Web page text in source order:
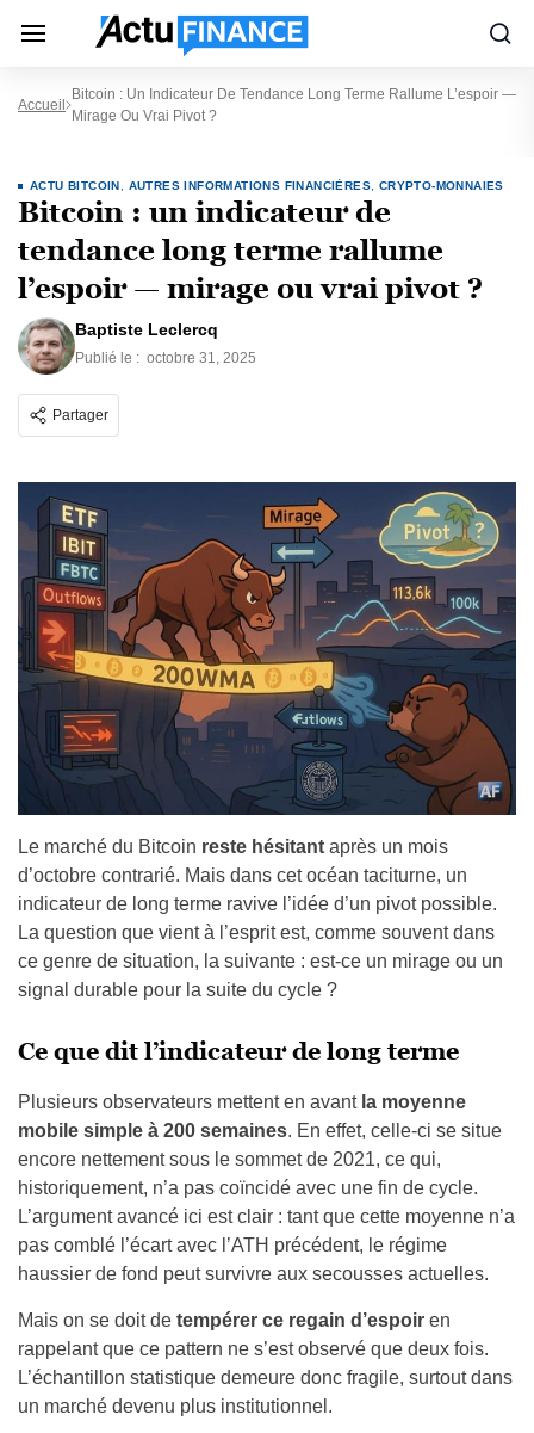
Accueil
Bitcoin : Un Indicateur De Tendance Long Terme Rallume L’espoir —
Mirage Ou Vrai Pivot ?
ACTU BITCOIN AUTRES INFORMATIONS FINANCIÈRES, CRYPTO-MONNAIES
Bitcoin : un indicateur de
tendance long terme rallume
l’espoir — mirage ou vrai pivot ?
Baptiste Leclercq
Publié le : octobre 31, 2025
Partager
Le marché du Bitcoin reste hésitant après un mois
d’octobre contrarié. Mais dans cet océan taciturne, un
indicateur de long terme ravive l’idée d’un pivot possible.
La question que vient à l’esprit est, comme souvent dans
ce genre de situation, la suivante : est-ce un mirage ou un
signal durable pour la suite du cycle ?
Ce que dit l’indicateur de long terme
Plusieurs observateurs mettent en avant la moyenne
mobile simple à 200 semaines. En effet, celle-ci se situe
encore nettement sous le sommet de 2021, ce qui,
historiquement, n’a pas coïncidé avec une fin de cycle.
L’argument avancé ici est clair : tant que cette moyenne n’a
pas comblé l’écart avec l’ATH précédent, le régime
haussier de fond peut survivre aux secousses actuelles.
Mais on se doit de tempérer ce regain d’espoir en
rappelant que ce pattern ne s’est observé que deux fois.
L’échantillon statistique demeure donc fragile, surtout dans
un marché devenu plus institutionnel.